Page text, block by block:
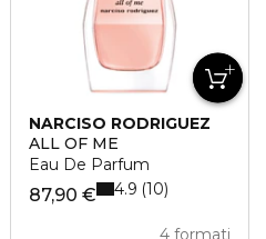
NARCISO RODRIGUEZ
ALL OF ME
Eau De Parfum
87,90 €
4 formati
4.9 10